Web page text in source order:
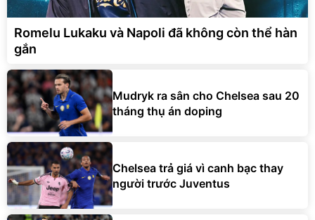
Romelu Lukaku và Napoli đã không còn thể hàn
gắn
Mudryk ra sân cho Chelsea sau 20
tháng thụ án doping
Chelsea trả giá vì canh bạc thay
người trước Juventus